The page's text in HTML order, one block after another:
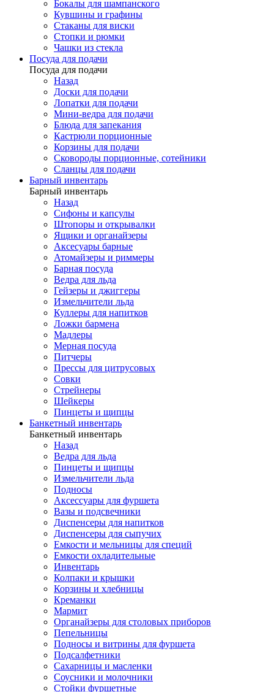
Бокалы для шампанского
Кувшины и графины
Стаканы для виски
Стопки и рюмки
Чашки из стекла
Посуда для подачи
Посуда для подачи
Назад
Доски для подачи
Лопатки для подачи
Мини-ведра для подачи
Блюда для запекания
Кастрюли порционные
Корзины для подачи
Сковороды порционные, сотейники
Сланцы для подачи
Барный инвентарь
Барный инвентарь
Назад
Сифоны и капсулы
Штопоры и открывалки
Ящики и органайзеры
Аксесуары барные
Атомайзеры и риммеры
Барная посуда
Ведра для льда
Гейзеры и джиггеры
Измельчители льда
Куллеры для напитков
Ложки бармена
Мадлеры
Мерная посуда
Питчеры
Прессы для цитрусовых
Совки
Стрейнеры
Шейкеры
Пинцеты и щипцы
Банкетный инвентарь
Банкетный инвентарь
Назад
Ведра для льда
Пинцеты и щипцы
Измельчители льда
Подносы
Аксессуары для фуршета
Вазы и подсвечники
Диспенсеры для напитков
Диспенсеры для сыпучих
Емкости и мельницы для специй
Емкости охладительные
Инвентарь
Колпаки и крышки
Корзины и хлебницы
Креманки
Мармит
Органайзеры для столовых приборов
Пепельницы
Подносы и витрины для фуршета
Подсалфетники
Сахарницы и масленки
Соусники и молочники
Стойки фуршетные